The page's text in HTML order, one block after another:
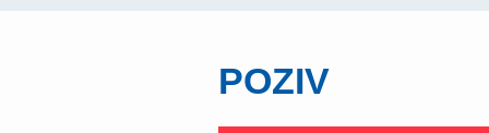
POZIV